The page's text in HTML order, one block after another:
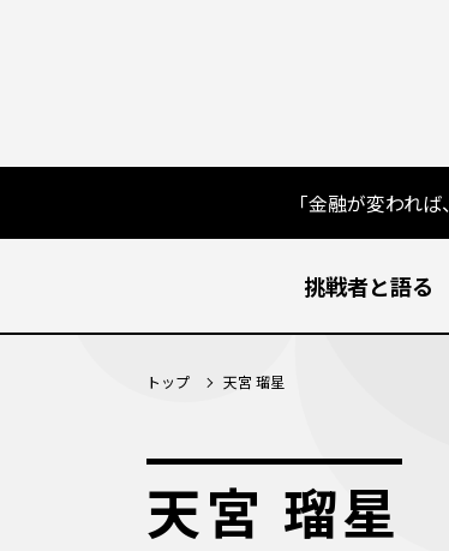
挑戦者と語る
「金融が変われ
トップ 天宮 瑠星
天宮 瑠星